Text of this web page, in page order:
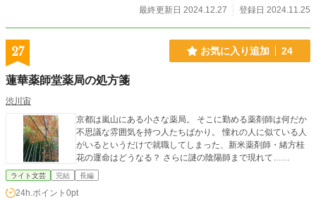
最終更新日 2024.12.27
登録日 2024.11.25
27 お気に入り追加 24
蓮華薬師堂薬局の処方箋
渋川宙
京都は嵐山にある小さな薬局。 そこに勤める薬剤師は何だか
不思議な雰囲気を持つ人たちばかり。 憧れの人に似ている人
がいるというだけで就職してしまった、新米薬剤師・緒方桂
花の運命はどうなる？ さらに謎の陰陽師まで現れて……
ライト文芸 完結 長編
24h.ポイント 0pt